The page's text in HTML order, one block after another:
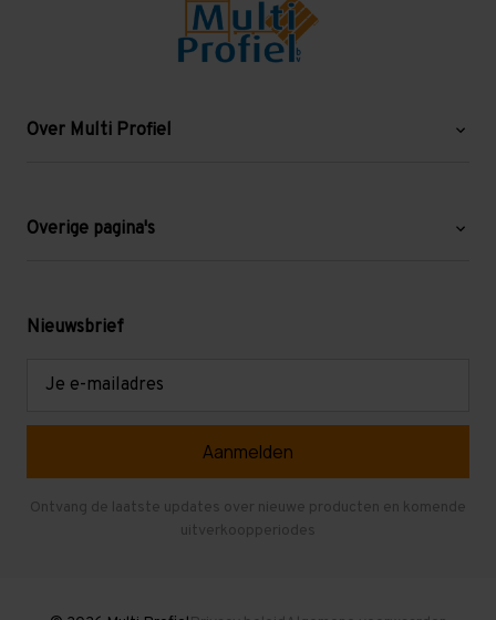
Over Multi Profiel
Blog
Levering en afhalen
Overige pagina's
Mezzanine
Verdiepingsvloeren
Gebruikte entresolvloeren
Nieuwsbrief
Ontvang de laatste updates over nieuwe producten en komende
uitverkoopperiodes